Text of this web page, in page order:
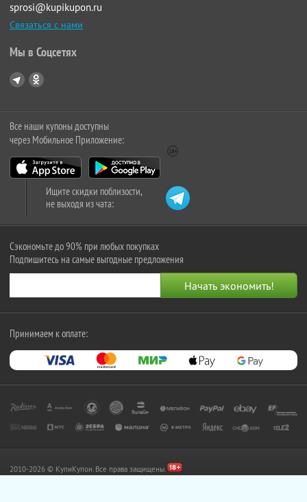
sprosi@kupikupon.ru
Связаться с нами
Мы в Соцсетях
Все наши купоны доступны
через Мобильное Приложение:
Ищите скидки поблизости,
не выходя из чата:
Сэкономьте до 90% при любых покупках
Подпишитесь на самые выгодные предложения
Принимаем к оплате:
2010-2026 © КупиКупон. Все права защищены.